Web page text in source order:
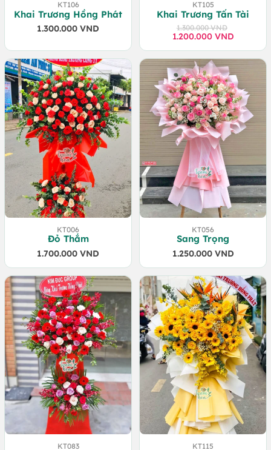
KT106
Khai Trương Hồng Phát
1.300.000 VND
KT105
Khai Trương Tấn Tài
1.300.000VND
Giá
là:
1.300.000 VND.
1.200.000 VND
Giá
tại
là:
1.200.000 VND.
KT006
Đỏ Thắm
1.700.000 VND
KT056
Sang Trọng
1.250.000 VND
KT083 KT115